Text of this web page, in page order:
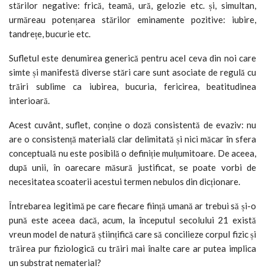
stărilor negative: frică, teamă, ură, gelozie etc. și, simultan,
urmăreau potențarea stărilor eminamente pozitive: iubire,
tandrețe, bucurie etc.
Sufletul este denumirea generică pentru acel ceva din noi care
simte și manifestă diverse stări care sunt asociate de regulă cu
trăiri sublime ca iubirea, bucuria, fericirea, beatitudinea
interioară.
Acest cuvânt, suflet, conține o doză consistentă de evaziv: nu
are o consistență materială clar delimitată și nici măcar în sfera
conceptuală nu este posibilă o definiție mulțumitoare. De aceea,
după unii, în oarecare măsură justificat, se poate vorbi de
necesitatea scoaterii acestui termen nebulos din dicționare.
Întrebarea legitimă pe care fiecare ființă umană ar trebui să și-o
pună este aceea dacă, acum, la începutul secolului 21 există
vreun model de natură științifică care să concilieze corpul fizic și
trăirea pur fiziologică cu trăiri mai înalte care ar putea implica
un substrat nematerial?